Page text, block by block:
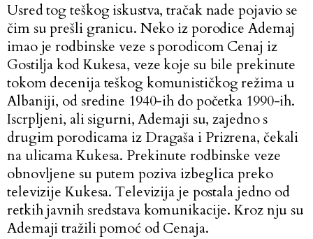
Usred tog teškog iskustva, tračak nade pojavio se
čim su prešli granicu. Neko iz porodice Ademaj
imao je rodbinske veze s porodicom Cenaj iz
Gostilja kod Kukesa, veze koje su bile prekinute
tokom decenija teškog komunističkog režima u
Albaniji, od sredine 1940-ih do početka 1990-ih.
Iscrpljeni, ali sigurni, Ademaji su, zajedno s
drugim porodicama iz Dragaša i Prizrena, čekali
na ulicama Kukesa. Prekinute rodbinske veze
obnovljene su putem poziva izbeglica preko
televizije Kukesa. Televizija je postala jedno od
retkih javnih sredstava komunikacije. Kroz nju su
Ademaji tražili pomoć od Cenaja.